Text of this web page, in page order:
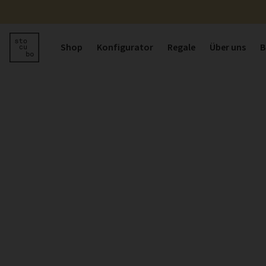
Shop Konfigurator Regale Über uns